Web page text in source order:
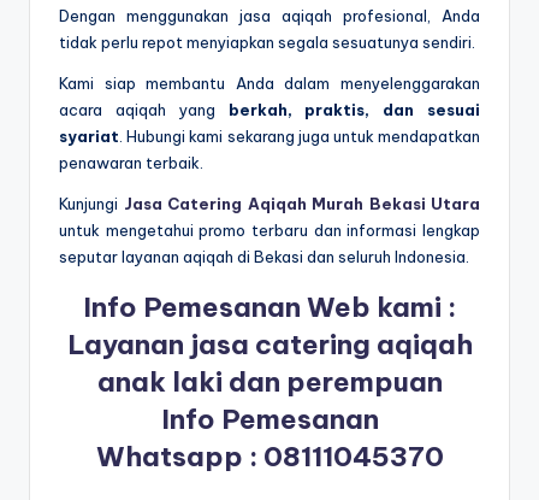
Dengan menggunakan jasa aqiqah profesional, Anda
tidak perlu repot menyiapkan segala sesuatunya sendiri.
Kami siap membantu Anda dalam menyelenggarakan
acara aqiqah yang berkah, praktis, dan sesuai
syariat . Hubungi kami sekarang juga untuk mendapatkan
penawaran terbaik.
Kunjungi Jasa Catering Aqiqah Murah Bekasi Utara
untuk mengetahui promo terbaru dan informasi lengkap
seputar layanan aqiqah di Bekasi dan seluruh Indonesia.
Info Pemesanan Web kami :
Layanan jasa catering aqiqah
anak laki dan perempuan
Info Pemesanan
Whatsapp : 08111045370